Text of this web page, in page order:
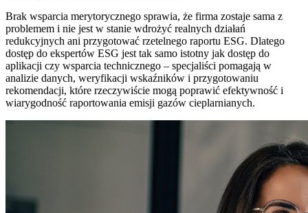
Brak wsparcia merytorycznego sprawia, że firma zostaje sama z
problemem i nie jest w stanie wdrożyć realnych działań
redukcyjnych ani przygotować rzetelnego raportu ESG. Dlatego
dostęp do ekspertów ESG jest tak samo istotny jak dostęp do
aplikacji czy wsparcia technicznego – specjaliści pomagają w
analizie danych, weryfikacji wskaźników i przygotowaniu
rekomendacji, które rzeczywiście mogą poprawić efektywność i
wiarygodność raportowania emisji gazów cieplarnianych.